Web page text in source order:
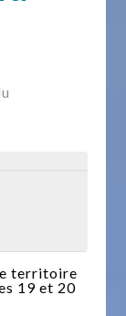
territoire
19 et 20